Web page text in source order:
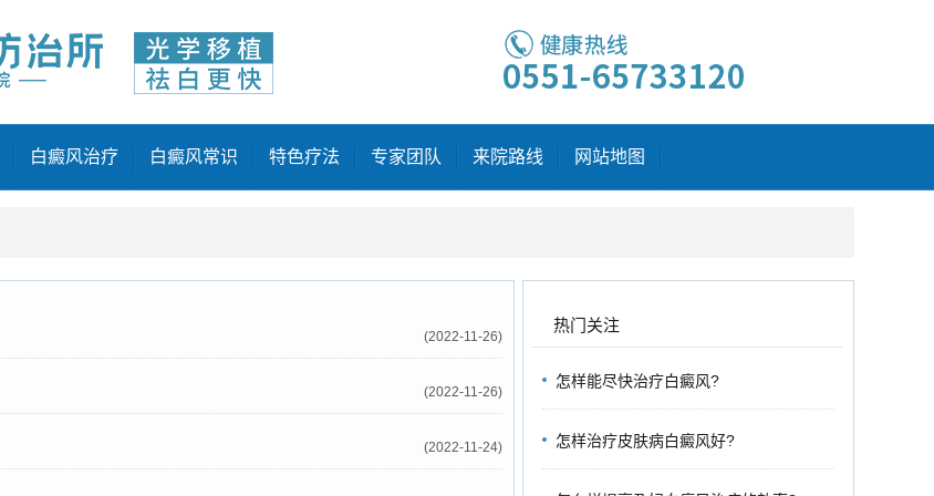
白癜风治疗 白癜风常识 特色疗法 专家团队 来院路线 网站地图
(2022-11-26)
(2022-11-26)
(2022-11-24)
热门关注
怎样能尽快治疗白癜风?
怎样治疗皮肤病白癜风好?